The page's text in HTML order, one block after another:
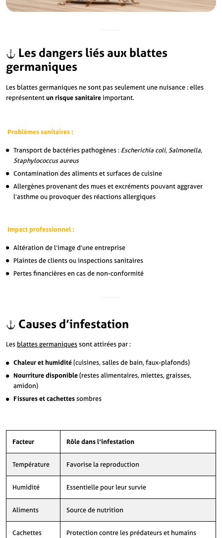
Les dangers liés aux blattes
germaniques
Les blattes germaniques ne sont pas seulement une nuisance : elles
représententun risque sanitaireimportant.
Problèmes sanitaires :
Transport de bactéries pathogènes : Escherichia coli,Salmonella,
Staphylococcus aureus
Contamination des aliments et surfaces de cuisine
Allergènes provenant des mues et excréments pouvant aggraver
l’asthme ou provoquer des réactions allergiques
Impact professionnel :
Altération de l’image d’une entreprise
Plaintes de clients ou inspections sanitaires
Pertes financières en cas de non-conformité
Causes d’infestation
Les blattes germaniquessont attirées par :
Chaleur et humidité(cuisines, salles de bain, faux-plafonds)
Nourriture disponible(restes alimentaires, miettes, graisses,
amidon)
Fissures et cachettessombres
Facteur Rôle dans l’infestation
Température Favorise la reproduction
Humidité Essentielle pour leur survie
Aliments Source de nutrition
Cachettes Protection contre les prédateurs et humains